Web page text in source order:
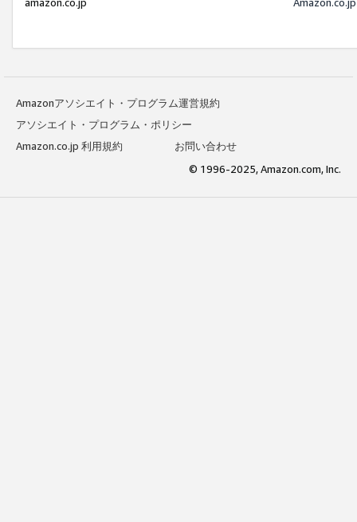
Amazonアソシエイト・プログラム運営規約
アソシエイト・プログラム・ポリシー
Amazon.co.jp 利用規約
お問い合わせ
© 1996-2025, Amazon.com, Inc.